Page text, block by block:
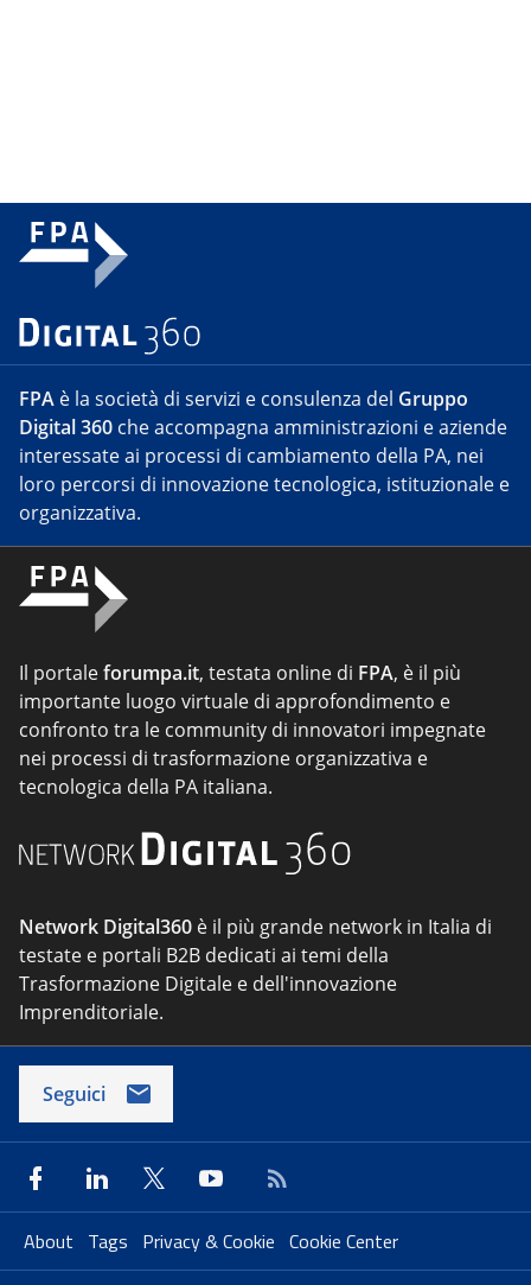
FPA è la società di servizi e consulenza del Gruppo
Digital 360 che accompagna amministrazioni e aziende
interessate ai processi di cambiamento della PA, nei
loro percorsi di innovazione tecnologica, istituzionale e
organizzativa.
Il portaleforumpa.it, testata online di FPA, è il più
importante luogo virtuale di approfondimento e
confronto tra le community di innovatori impegnate
nei processi di trasformazione organizzativa e
tecnologica della PA italiana.
Network Digital360 è il più grande network in Italia di
testate e portali B2B dedicati ai temi della
Trasformazione Digitale e dell'innovazione
Imprenditoriale.
Seguici
About Tags Privacy & Cookie Cookie Center